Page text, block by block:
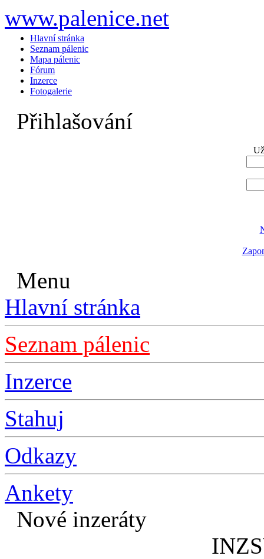
www.palenice.net
Hlavní stránka
Seznam pálenic
Mapa pálenic
Fórum
Inzerce
Fotogalerie
Přihlašování
Menu
Hlavní stránka
Seznam pálenic
Inzerce
Stahuj
Odkazy
Ankety
Nové inzeráty